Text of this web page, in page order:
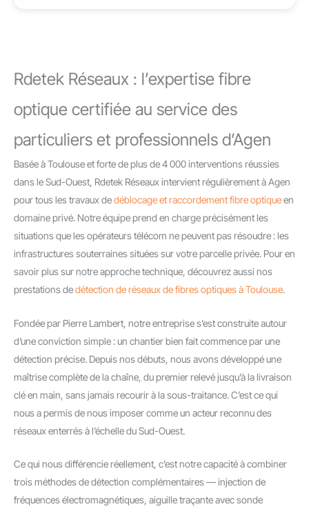
Rdetek Réseaux : l’expertise fibre
optique certifiée au service des
particuliers et professionnels d’Agen
Basée à Toulouse et forte de plus de 4 000 interventions réussies
dans le Sud-Ouest, Rdetek Réseaux intervient régulièrement à Agen
pour tous les travaux dedéblocage et raccordement fibre optiqueen
domaine privé. Notre équipe prend en charge précisément les
situations que les opérateurs télécom ne peuvent pas résoudre : les
infrastructures souterraines situées sur votre parcelle privée. Pour en
savoir plus sur notre approche technique, découvrez aussi nos
prestations dedétection de réseaux de fibres optiques à Toulouse.
Fondée par Pierre Lambert, notre entreprise s’est construite autour
d’une conviction simple : un chantier bien fait commence par une
détection précise. Depuis nos débuts, nous avons développé une
maîtrise complète de la chaîne, du premier relevé jusqu’à la livraison
clé en main, sans jamais recourir à la sous-traitance. C’est ce qui
nous a permis de nous imposer comme un acteur reconnu des
réseaux enterrés à l’échelle du Sud-Ouest.
Ce qui nous différencie réellement, c’est notre capacité à combiner
trois méthodes de détection complémentaires — injection de
fréquences électromagnétiques, aiguille traçante avec sonde